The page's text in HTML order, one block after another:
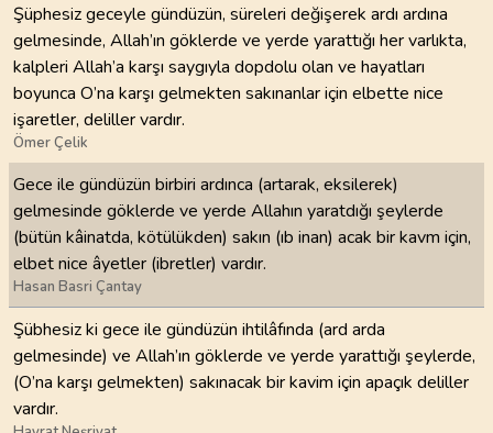
Şüphesiz geceyle gündüzün, süreleri değişerek ardı ardına
gelmesinde, Allah’ın göklerde ve yerde yarattığı her varlıkta,
kalpleri Allah’a karşı saygıyla dopdolu olan ve hayatları
boyunca O’na karşı gelmekten sakınanlar için elbette nice
işaretler, deliller vardır.
Ömer Çelik
Gece ile gündüzün birbiri ardınca (artarak, eksilerek)
gelmesinde göklerde ve yerde Allahın yaratdığı şeylerde
(bütün kâinatda, kötülükden) sakın (ıb inan) acak bir kavm için,
elbet nice âyetler (ibretler) vardır.
Hasan Basri Çantay
Şübhesiz ki gece ile gündüzün ihtilâfında (ard arda
gelmesinde) ve Allah’ın göklerde ve yerde yarattığı şeylerde,
(O’na karşı gelmekten) sakınacak bir kavim için apaçık deliller
vardır.